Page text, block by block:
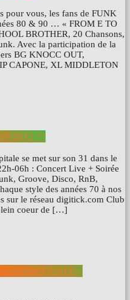
pour vous, les fans de FUNK
80 & 90 … « FROM E TO
BROTHER, 20 Chansons,
Avec la participation de la
BG KNOCC OUT,
CAPONE, XL MIDDLETON
2012 !!!
se met sur son 31 dans le
06h : Concert Live + Soirée
Groove, Disco, RnB,
style des années 70 à nos
sur le réseau digitick.com Club
coeur de […]
CAFE –